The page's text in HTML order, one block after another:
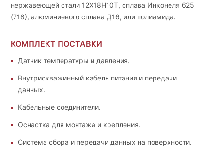
нержавеющей стали 12Х18Н10Т, сплава Инконеля 625
(718), алюминиевого сплава Д16, или полиамида.
КОМПЛЕКТ ПОСТАВКИ
Датчик температуры и давления.
Внутрискважинный кабель питания и передачи
данных.
Кабельные соединители.
Оснастка для монтажа и крепления.
Система сбора и передачи данных на поверхности.